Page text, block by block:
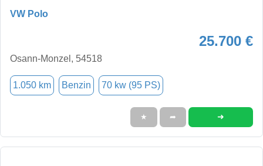
VW Polo
25.700 €
Osann-Monzel, 54518
1.050 km Benzin 70 kw (95 PS)
★ ➦ ➜